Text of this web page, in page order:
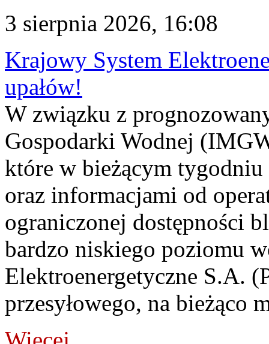
3 sierpnia 2026, 16:08
Krajowy System
upałów!
W związku z
Gospodarki Wodnej
które w bieżącym tygodniu
oraz informacjami od
ograniczonej dostępności
bardzo niskiego poziomu
Elektroenergetyczne S.A.
przesyłowego, na bieżąco